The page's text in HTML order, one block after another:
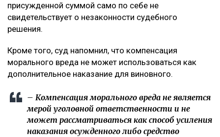
присужденной суммой само по себе не
свидетельствует о незаконности судебного
решения.
Кроме того, суд напомнил, что компенсация
морального вреда не может использоваться как
дополнительное наказание для виновного.
– Компенсация морального вреда не является
мерой уголовной ответственности и не
может рассматриваться как способ усиления
наказания осужденного либо средство